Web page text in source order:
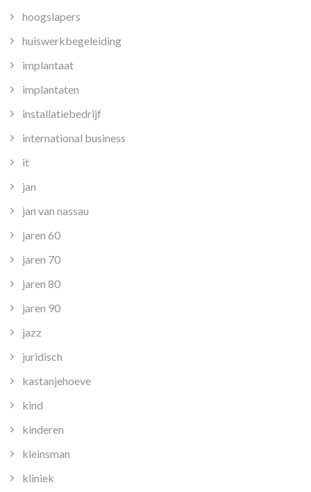
hoogslapers
huiswerkbegeleiding
implantaat
implantaten
installatiebedrijf
international business
it
jan
jan van nassau
jaren 60
jaren 70
jaren 80
jaren 90
jazz
juridisch
kastanjehoeve
kind
kinderen
kleinsman
kliniek